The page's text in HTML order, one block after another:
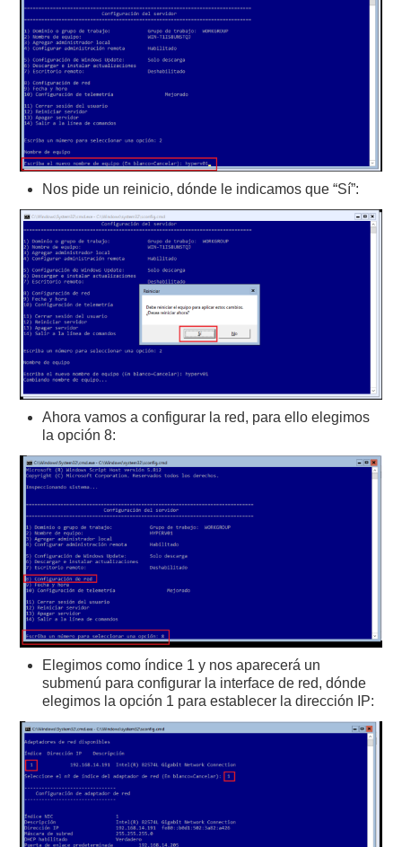
Nos pide un reinicio, dónde le indicamos que “Sí”:
Ahora vamos a configurar la red, para ello elegimos
la opción 8:
Elegimos como índice 1 y nos aparecerá un
submenú para configurar la interface de red, dónde
elegimos la opción 1 para establecer la dirección IP: